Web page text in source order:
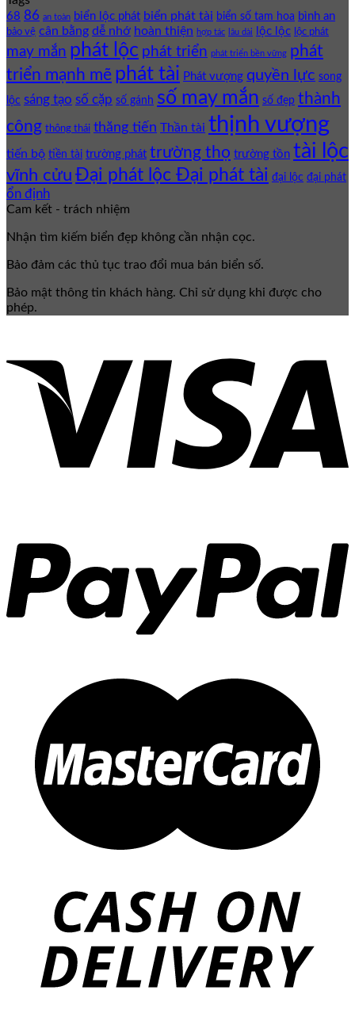
68 86 an toàn biển lộc phát biển phát tài biển số tam hoa bình an
bảo vệ cân bằng dễ nhớ hoàn thiện hợp tác lâu dài lộc lộc lộc phát
may mắn phát lộc phát triển phát triển bền vững phát
triển mạnh mẽ phát tài Phát vượng quyền lực song
lộc sáng tạo số cặp số gánh số may mắn số đẹp thành
công thông thái thăng tiến Thần tài thịnh vượng
tiến bộ tiền tài trường phát trường thọ trường tồn tài lộc
vĩnh cửu Đại phát lộc Đại phát tài đại lộc đại phát
ổn định
Cam kết - trách nhiệm
Nhận tìm kiếm biển đẹp không cần nhận cọc.
Bảo đảm các thủ tục trao đổi mua bán biển số.
Bảo mật thông tin khách hàng. Chỉ sử dụng khi được cho
phép.